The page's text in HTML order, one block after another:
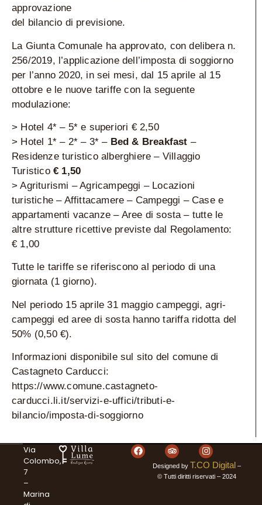
approvazione
del bilancio di previsione.
La Giunta Comunale ha approvato, con delibera n.
256/2019, l’applicazione dell’imposta di soggiorno
per l’anno 2020, in sei mesi, dal 15 aprile al 15
ottobre e le nuove tariffe con la seguente
modulazione:
> Hotel 4* – 5* e superiori € 2,50
> Hotel 1* – 2* – 3* – Bed & Breakfast –
Residenze turistico alberghiere – Villaggio
Turistico € 1,50
> Agriturismi – Agricampeggi – Locazioni
turistiche – Affittacamere – Campeggi – Case e
appartamenti vacanze – Aree di sosta – tutte le
altre strutture ricettive previste dal Regolamento:
€ 1,00
Tutte le tariffe se riferiscono al periodo di una
giornata (1 giorno).
Nel periodo 15 aprile 31 maggio campeggi, agri-
campeggi ed aree di sosta hanno tariffa ridotta del
50% (0,50 €).
Informazioni disponibile sul sito del comune di
Castagneto Carducci:
https://www.comune.castagneto-
carducci.li.it/servizi-e-uffici/tributi-e-
bilancio/imposta-di-soggiorno
Via
Colombo,
7
–
Marina
Designed by T.CO Digital –
© Tutti diritti riservati – 2024